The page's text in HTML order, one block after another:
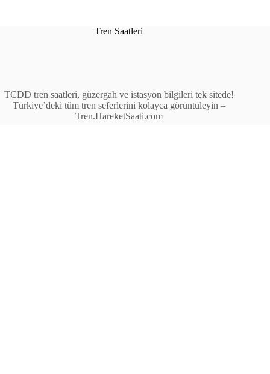
Tren Saatleri
TCDD tren saatleri, güzergah ve istasyon bilgileri tek sitede!
Türkiye’deki tüm tren seferlerini kolayca görüntüleyin –
Tren.HareketSaati.com